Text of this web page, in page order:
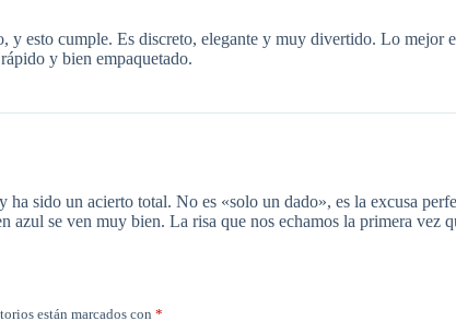
y esto cumple. Es discreto, elegante y muy divertido. Lo mejor
y bien empaquetado.
sido un acierto total. No es «solo un dado», es la excusa
azul se ven muy bien. La risa que nos echamos la primera vez
están marcados con *